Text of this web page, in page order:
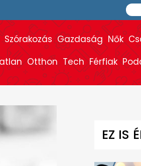
Szórakozás Gazdaság Nők
Otthon Tech Férfiak
EZ IS